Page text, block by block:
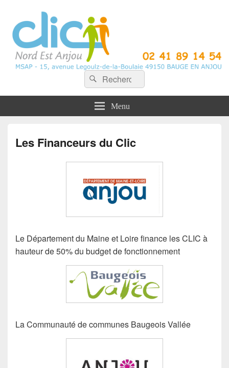
CLIC Nord Est Anjou
Recherche :
Rechercher
Menu
Les Financeurs du Clic
Le Département du Maine et Loire finance les CLIC à
hauteur de 50% du budget de fonctionnement
La Communauté de communes Baugeois Vallée